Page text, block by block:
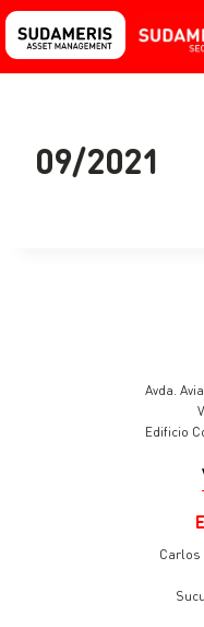
09/2021
Avda.
Edificio
Carlos